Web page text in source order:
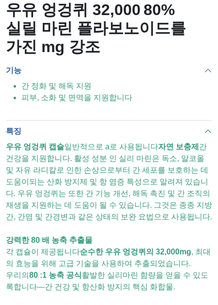
우유 엉겅퀴 32,000 80%
실릴 마린 플라보노이드를
가진 mg 강조
기능
간 정화 및 해독 지원
피부, 소화 및 면역을 지원합니다
특징
우유 엉겅퀴 캡슐일반적으로 a로 사용됩니다자연 보충제 간
건강을 지원합니다. 활성 성분 인 실리 마린은 독소, 알코올
및 자유 라디칼로 인한 손상으로부터 간 세포를 보호하는 데
도움이되는 산화 방지제 및 항 염증 특성으로 알려져 있습니
다. 우유 엉겅퀴는 또한 간 기능 개선, 해독 촉진 및 간 조직의
재생을 지원하는 데 도움이 될 수 있습니다. 그것은 종종 지방
간, 간염 및 간경변과 같은 상태의 보완 요법으로 사용됩니다.
강력한 80 배 농축 추출물
각 캡슐이 제공됩니다순수한 우유 엉겅퀴의 32,000mg, 최대
의 효능을 위해 고급 기술을 사용하여 추출되었습니다.
우리의 80 :1 농축 공식활발한 실리마린 함량을 얻을 수 있도
록합니다—간 건강 및 항산화 방지의 핵심 화합물.